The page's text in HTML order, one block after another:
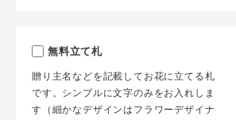
無料立て札
贈り主名などを記載してお花に立てる札
です。シンプルに文字のみをお入れしま
す（細かなデザインはフラワーデザイナ